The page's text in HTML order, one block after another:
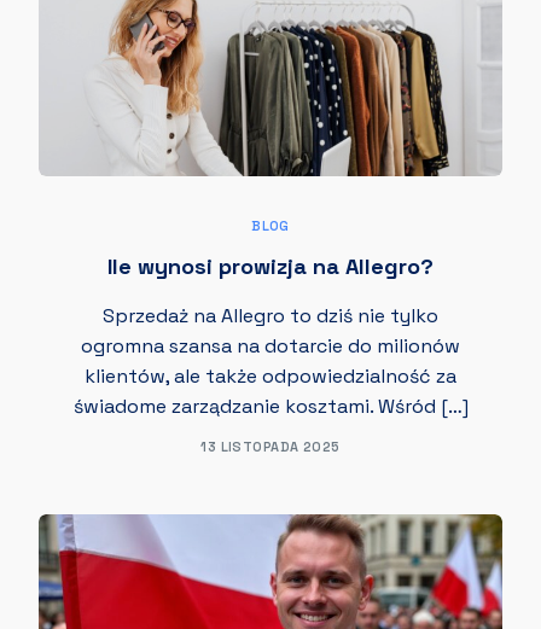
BLOG
Ile wynosi prowizja na Allegro?
Sprzedaż na Allegro to dziś nie tylko
ogromna szansa na dotarcie do milionów
klientów, ale także odpowiedzialność za
świadome zarządzanie kosztami. Wśród […]
13 LISTOPADA 2025